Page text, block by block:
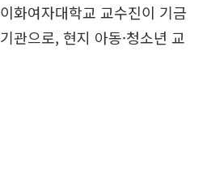
화여자대학교 교수진이 기금
관으로, 현지 아동·청소년 교